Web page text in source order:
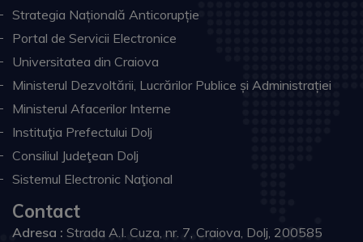
Strategia Națională Anticorupție
Portal de Servicii Electronice
Universitatea din Craiova
Ministerul Dezvoltării, Lucrărilor Publice și Administrației
Ministerul Afacerilor Interne
Instituţia Prefectului Dolj
Consiliul Judeţean Dolj
Sistemul Electronic Naţional
Contact
Adresa : Strada A.I. Cuza, nr. 7, Craiova, Dolj, 200585